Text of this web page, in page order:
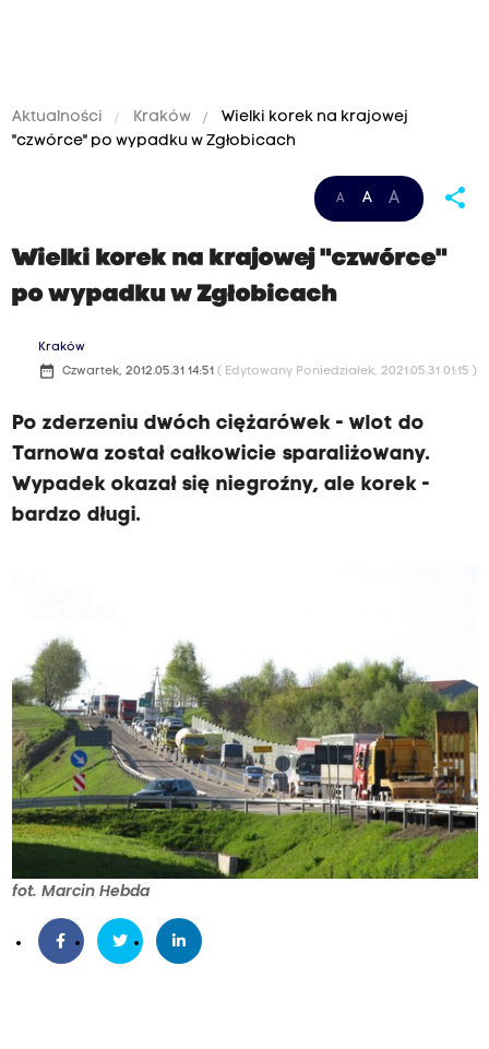
Aktualności Kraków
Wielki korek na krajowej
"czwórce" po wypadku w Zgłobicach
A A A share
Wielki korek na krajowej "czwórce"
po wypadku w Zgłobicach
Kraków
date_range Czwartek, 2012.05.31 14:51 ( Edytowany Poniedziałek, 2021.05.31 01:15 )
Po zderzeniu dwóch ciężarówek - wlot do
Tarnowa został całkowicie sparaliżowany.
Wypadek okazał się niegroźny, ale korek -
bardzo długi.
fot. Marcin Hebda